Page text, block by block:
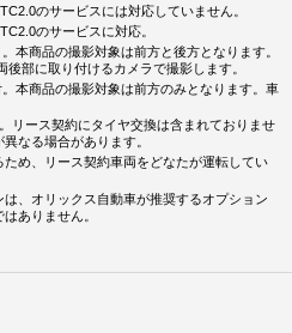
のサービスには対応していません。
のサービスに対応。
商品の撮影対象は前方と後方となります。
部に取り付けるカメラで撮影します。
本商品の撮影対象は前方のみとなります。車
ース契約にタイヤ交換は含まれておりませ
なる場合があります。
め、リース契約車両をどなたが運転してい
は、オリックス自動車が推奨するオプション
ありません。